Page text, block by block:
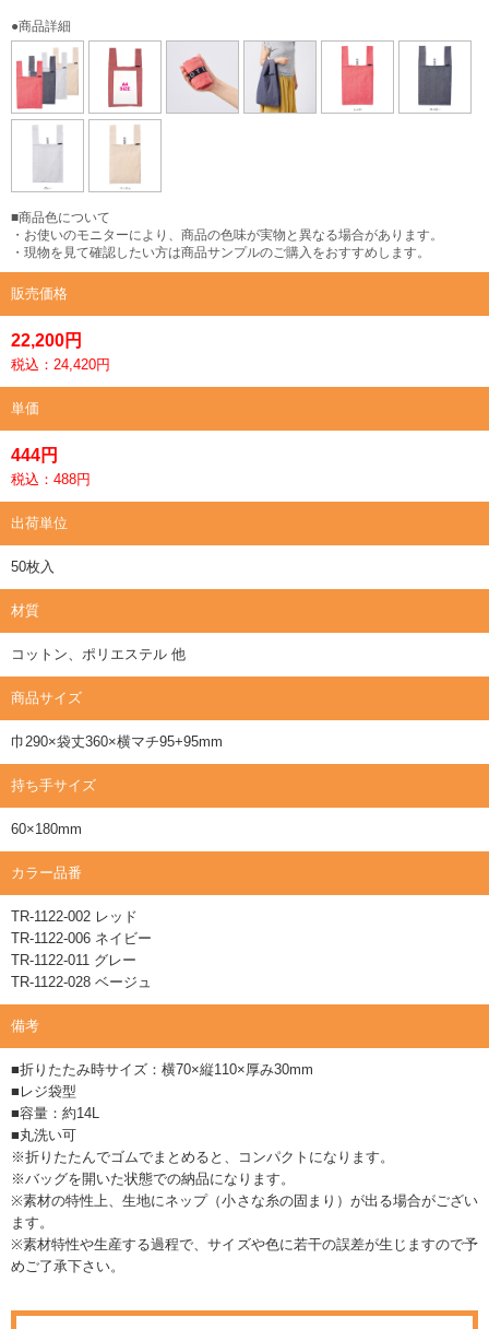
●商品詳細
■商品色について
・お使いのモニターにより、商品の色味が実物と異なる場合があります。
・現物を見て確認したい方は商品サンプルのご購入をおすすめします。
販売価格
22,200円
税込：24,420円
単価
444円
税込：488円
出荷単位
50枚入
材質
コットン、ポリエステル 他
商品サイズ
巾290×袋丈360×横マチ95+95mm
持ち手サイズ
60×180mm
カラー品番
TR-1122-002 レッド
TR-1122-006 ネイビー
TR-1122-011 グレー
TR-1122-028 ベージュ
備考
■折りたたみ時サイズ：横70×縦110×厚み30mm
■レジ袋型
■容量：約14L
■丸洗い可
※折りたたんでゴムでまとめると、コンパクトになります。
※バッグを開いた状態での納品になります。
※素材の特性上、生地にネップ（小さな糸の固まり）が出る場合がござい
ます。
※素材特性や生産する過程で、サイズや色に若干の誤差が生じますので予
めご了承下さい。